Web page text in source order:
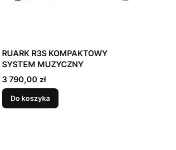
RUARK R3S KOMPAKTOWY
SYSTEM MUZYCZNY
Cena
3 790,00 zł
Do koszyka